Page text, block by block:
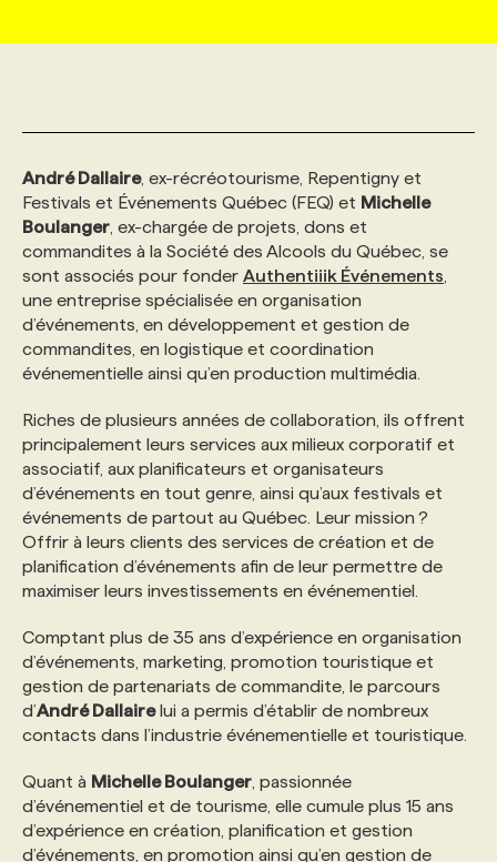
AFFAIRES DE L'INDUSTRIE
INITIATIVES NUMÉRIQUES
PRIX ET DISTINCTIONS
TENDANCES
WEB & MÉDIAS SOCIAUX
MARKETING DURABLE
GEO/SEO
ÉVÉNEMENTIEL
INFOLETTRE PUBLICITÉ
ANNONCEZ AVEC NOUS
CONSULTER LA CVTHÈQUE
PROFIL ENTREPRISE
FAQ
ANNONCEZ AVEC NOUS
VOIR LES OFFRES
PROFIL CANDIDAT
FAQ
ANNONCEZ AVEC NOUS
NOS FORMATIONS EN LIGNE
NOS PARCOURS DE FORMATIONS
FORMATIONS PERSONNALISÉES
NOS FORMATEUR‧RICES
POURQUOI CHOISIR NOS FORMATIONS
NOS TARIFS
PROGRAMMES DE SUBVENTIONS
ANNONCEZ AVEC NOUS
CHASSE DE TÊTE
SERVICE DE CHASSE DE TÊTE
NOS TARIFS
NOS EXPERTISES
FAQ
ANNONCEZ AVEC NOUS
André Dallaire, ex-récréotourisme, Repentigny et
Festivals et Événements Québec (FEQ) et Michelle
Boulanger , ex-chargée de projets, dons et
commandites à la Société des Alcools du Québec, se
sont associés pour fonder Authentiiik Événements
une entreprise spécialisée en organisation
d’événements, en développement et gestion de
commandites, en logistique et coordination
événementielle ainsi qu’en production multimédia.
Riches de plusieurs années de collaboration, ils offrent
principalement leurs services aux milieux corporatif et
associatif, aux planificateurs et organisateurs
d’événements en tout genre, ainsi qu’aux festivals et
événements de partout au Québec. Leur mission ?
Offrir à leurs clients des services de création et de
planification d’événements afin de leur permettre de
maximiser leurs investissements en événementiel.
Comptant plus de 35 ans d’expérience en organisation
d’événements, marketing, promotion touristique et
gestion de partenariats de commandite, le parcours
d’André Dallairelui a permis d’établir de nombreux
contacts dans l’industrie événementielle et touristique.
Quant à Michelle Boulanger , passionnée
d’événementiel et de tourisme, elle cumule plus 15 ans
d’expérience en création, planification et gestion
d’événements, en promotion ainsi qu’en gestion de